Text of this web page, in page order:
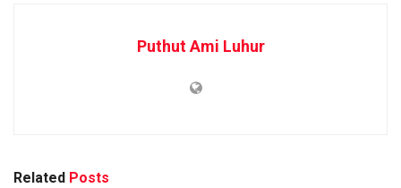
Puthut Ami Luhur
Related Posts